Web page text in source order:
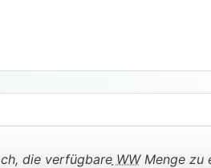
Vorlauftemperatur im Puffer
Takterei wenigstens ein bissl
die verfügbareWWMenge zu